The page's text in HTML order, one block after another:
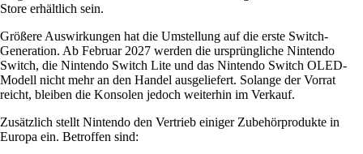
Store erhältlich sein.
Größere Auswirkungen hat die Umstellung auf die erste Switch-
Generation. Ab Februar 2027 werden die ursprüngliche Nintendo
Switch, die Nintendo Switch Lite und das Nintendo Switch OLED-
Modell nicht mehr an den Handel ausgeliefert. Solange der Vorrat
reicht, bleiben die Konsolen jedoch weiterhin im Verkauf.
Zusätzlich stellt Nintendo den Vertrieb einiger Zubehörprodukte in
Europa ein. Betroffen sind: